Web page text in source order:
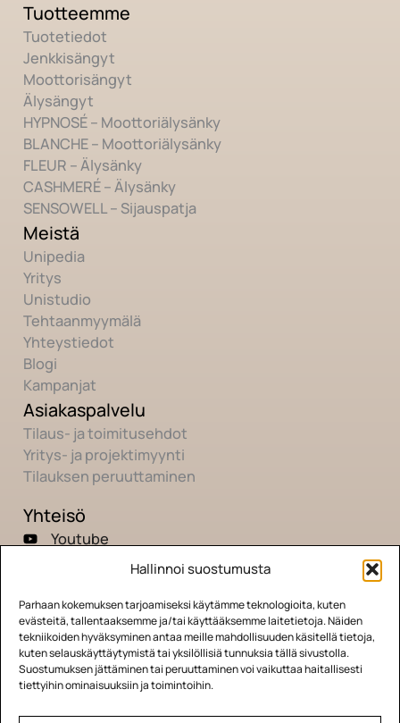
Hallinnoi suostumusta
Parhaan kokemuksen tarjoamiseksi käytämme teknologioita, kuten
evästeitä, tallentaaksemme ja/tai käyttääksemme laitetietoja. Näiden
tekniikoiden hyväksyminen antaa meille mahdollisuuden käsitellä tietoja,
kuten selauskäyttäytymistä tai yksilöllisiä tunnuksia tällä sivustolla.
Suostumuksen jättäminen tai peruuttaminen voi vaikuttaa haitallisesti
tiettyihin ominaisuuksiin ja toimintoihin.
Tuotteemme
Tuotetiedot
Jenkkisängyt
Moottorisängyt
Älysängyt
HYPNOSÉ – Moottoriälysänky
BLANCHE – Moottoriälysänky
FLEUR – Älysänky
CASHMERÉ – Älysänky
SENSOWELL – Sijauspatja
Meistä
Unipedia
Yritys
Unistudio
Tehtaanmyymälä
Yhteystiedot
Blogi
Kampanjat
Asiakaspalvelu
Tilaus- ja toimitusehdot
Yritys- ja projektimyynti
Tilauksen peruuttaminen
Yhteisö
Youtube
TikTok